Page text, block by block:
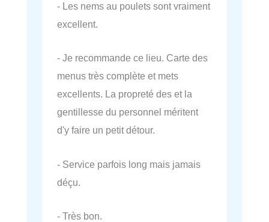
- Les nems au poulets sont vraiment
excellent.
- Je recommande ce lieu. Carte des
menus très complète et mets
excellents. La propreté des et la
gentillesse du personnel méritent
d'y faire un petit détour.
- Service parfois long mais jamais
déçu.
- Très bon.